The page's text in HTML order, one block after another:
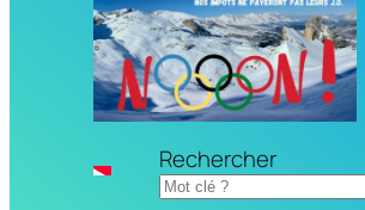
Rechercher